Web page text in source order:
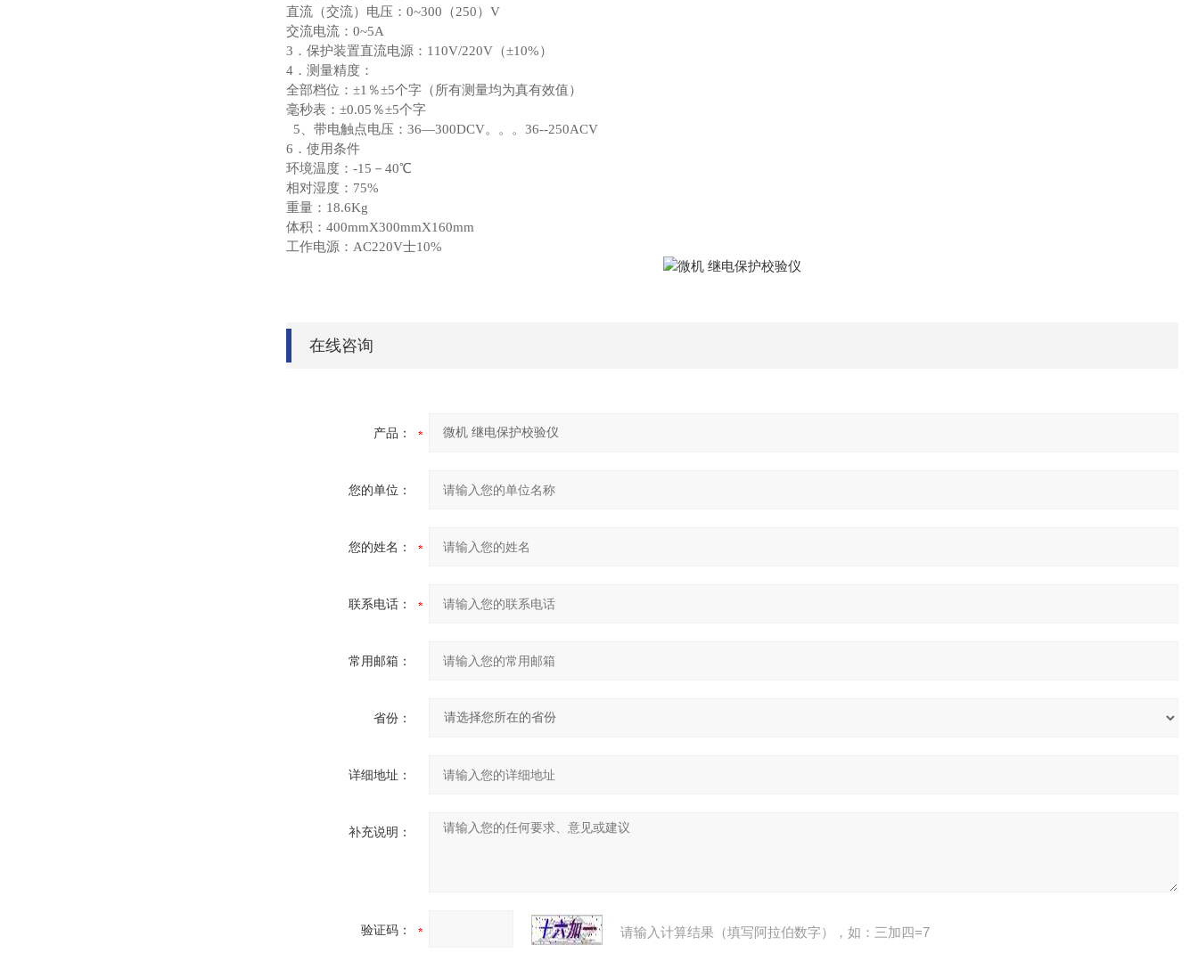
直流（交流）电压：0~300（250）V
交流电流：0~5A
3 ．保护装置直流电源： 110V/220V （±10%）
4 ．测量精度 ：
全部档位：±1％±5个字（所有测量均为真有效值）
毫秒表：±0.05％±5个字
5 、带电触点电压：36—300DCV。。。36--250ACV
6 ． 使用条件
环境温度：-15－40℃
相对湿度：75%
重量：18.6Kg
体积：400mmX300mmX160mm
工作电源：AC220V士10%
在线咨询
产品：
您的单位：
您的姓名：
联系电话：
常用邮箱：
省份：
详细地址：
补充说明：
验证码： 请输入计算结果（填写阿拉伯数字），如：三加四=7